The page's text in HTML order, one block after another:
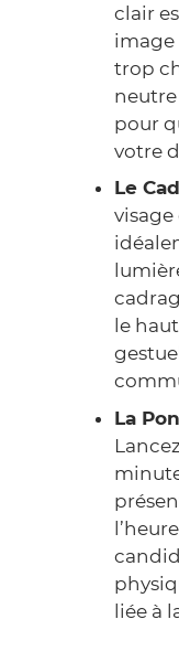
clair
image
trop
pour
votre
Le
le
La
liée à